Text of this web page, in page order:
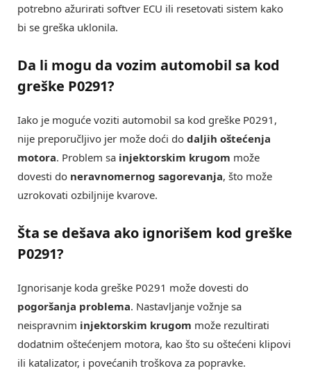
potrebno ažurirati softver ECU ili resetovati sistem kako
bi se greška uklonila.
Da li mogu da vozim automobil sa kod
greške P0291?
Iako je moguće voziti automobil sa kod greške P0291,
nije preporučljivo jer može doći do daljih oštećenja
motora. Problem sa injektorskim krugom može
dovesti do neravnomernog sagorevanja, što može
uzrokovati ozbiljnije kvarove.
Šta se dešava ako ignorišem kod greške
P0291?
Ignorisanje koda greške P0291 može dovesti do
pogoršanja problema. Nastavljanje vožnje sa
neispravnim injektorskim krugom može rezultirati
dodatnim oštećenjem motora, kao što su oštećeni klipovi
ili katalizator, i povećanih troškova za popravke.